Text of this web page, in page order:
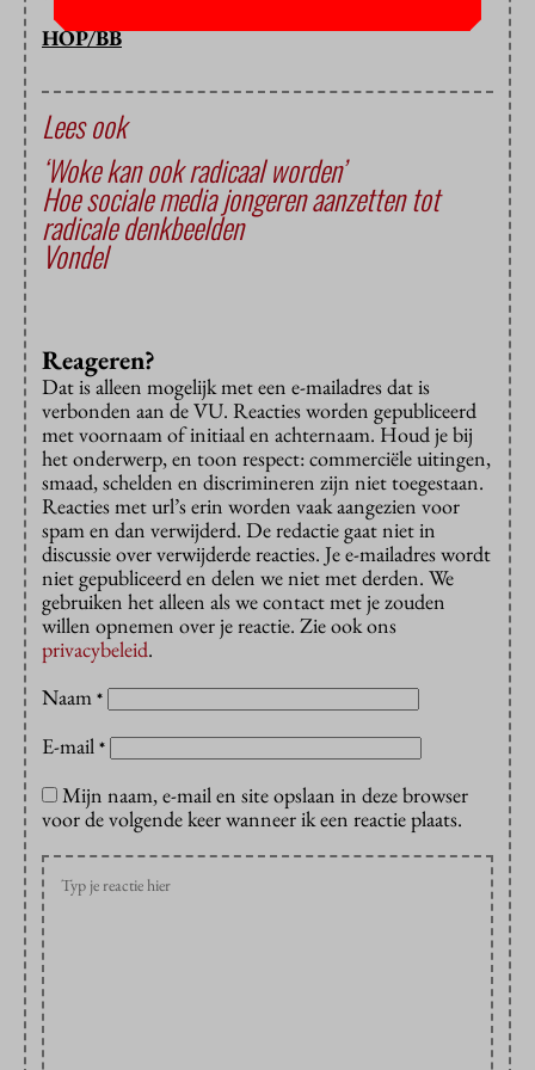
HOP/BB
Lees ook
‘Woke kan ook radicaal worden’
Hoe sociale media jongeren aanzetten tot
radicale denkbeelden
Vondel
Reageren?
Dat is alleen mogelijk met een e-mailadres dat is
verbonden aan de VU. Reacties worden gepubliceerd
met voornaam of initiaal en achternaam. Houd je bij
het onderwerp, en toon respect: commerciële uitingen,
smaad, schelden en discrimineren zijn niet toegestaan.
Reacties met url’s erin worden vaak aangezien voor
spam en dan verwijderd. De redactie gaat niet in
discussie over verwijderde reacties. Je e-mailadres wordt
niet gepubliceerd en delen we niet met derden. We
gebruiken het alleen als we contact met je zouden
willen opnemen over je reactie. Zie ook ons
privacybeleid.
Naam *
E-mail *
Mijn naam, e-mail en site opslaan in deze browser
voor de volgende keer wanneer ik een reactie plaats.